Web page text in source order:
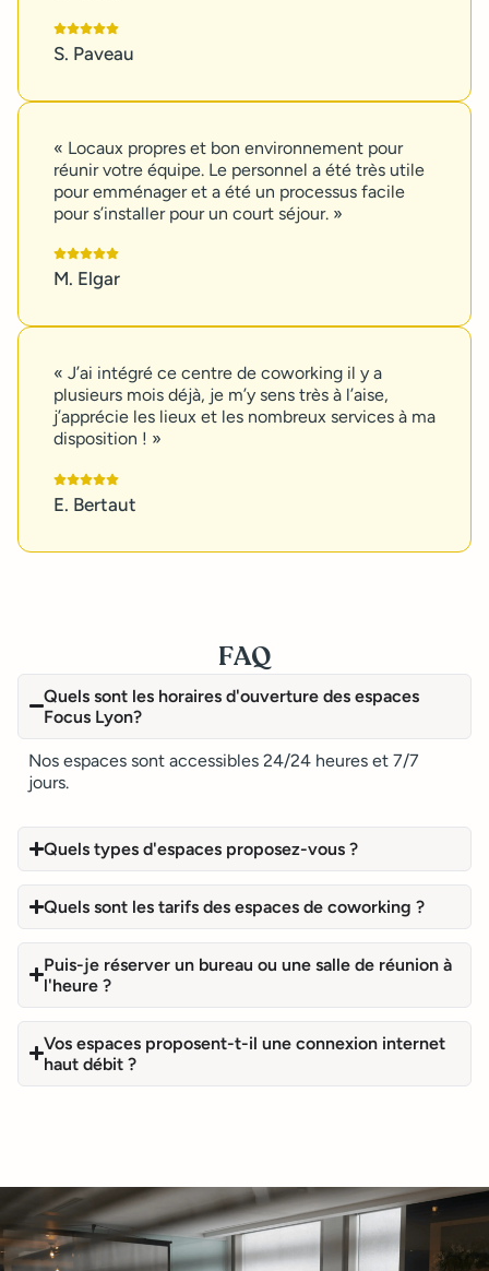
S. Paveau
« Locaux propres et bon environnement pour
réunir votre équipe. Le personnel a été très utile
pour emménager et a été un processus facile
pour s’installer pour un court séjour. »
M. Elgar
« J’ai intégré ce centre de coworking il y a
plusieurs mois déjà, je m’y sens très à l’aise,
j’apprécie les lieux et les nombreux services à ma
disposition ! »
E. Bertaut
FAQ
Quels sont les horaires d'ouverture des espaces
Focus Lyon?
Nos espaces sont accessibles 24/24 heures et 7/7
jours.
Quels types d'espaces proposez-vous ?
Quels sont les tarifs des espaces de coworking ?
Puis-je réserver un bureau ou une salle de réunion à
l'heure ?
Vos espaces proposent-t-il une connexion internet
haut débit ?